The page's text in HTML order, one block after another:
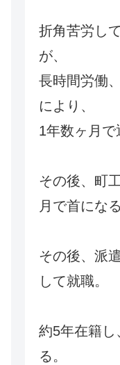
折角苦労し
が、
長時間労働
により、
1年数ヶ月で
その後、町
月で首になる
その後、派
して就職。
約5年在籍
る。